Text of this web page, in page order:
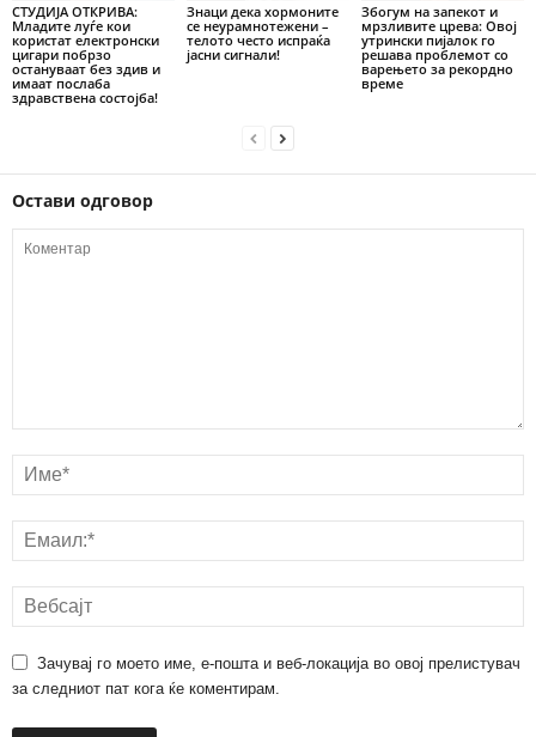
СТУДИЈА ОТКРИВА:
Младите луѓе кои
користат електронски
цигари побрзо
остануваат без здив и
имаат послаба
здравствена состојба!
Знаци дека хормоните
се неурамнотежени –
телото често испраќа
јасни сигнали!
Збогум на запекот и
мрзливите црева: Овој
утрински пијалок го
решава проблемот со
варењето за рекордно
време
Остави одговор
Зачувај го моето име, е-пошта и веб-локација во овој прелистувач
за следниот пат кога ќе коментирам.